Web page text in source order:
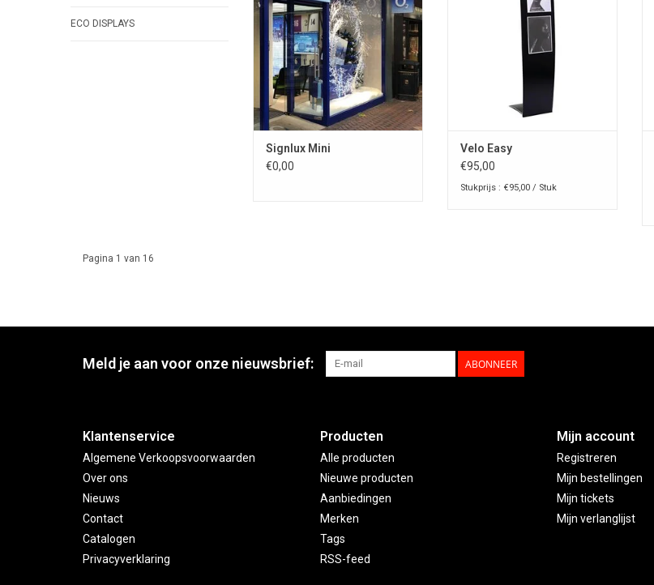
ECO DISPLAYS
gewenste lengte, kleur, lichtkleur,
lichtsensor en muurbeugels.
TOEVOEGEN AAN WINKELWAGEN
Signlux Mini
€0,00
Velo Easy
€95,00
Stukprijs : €95,00 / Stuk
Pagina 1 van 16
Meld je aan voor onze nieuwsbrief: ABONNEER
Klantenservice
Algemene Verkoopsvoorwaarden
Over ons
Nieuws
Contact
Catalogen
Privacyverklaring
Producten
Alle producten
Nieuwe producten
Aanbiedingen
Merken
Tags
RSS-feed
Mijn account
Registreren
Mijn bestellingen
Mijn tickets
Mijn verlanglijst